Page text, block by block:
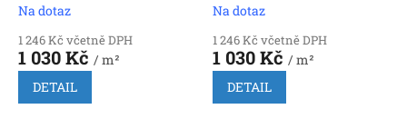
Na dotaz
1 246 Kč včetně DPH
1 030 Kč / m²
DETAIL
Na dotaz
1 246 Kč včetně DPH
1 030 Kč / m²
DETAIL